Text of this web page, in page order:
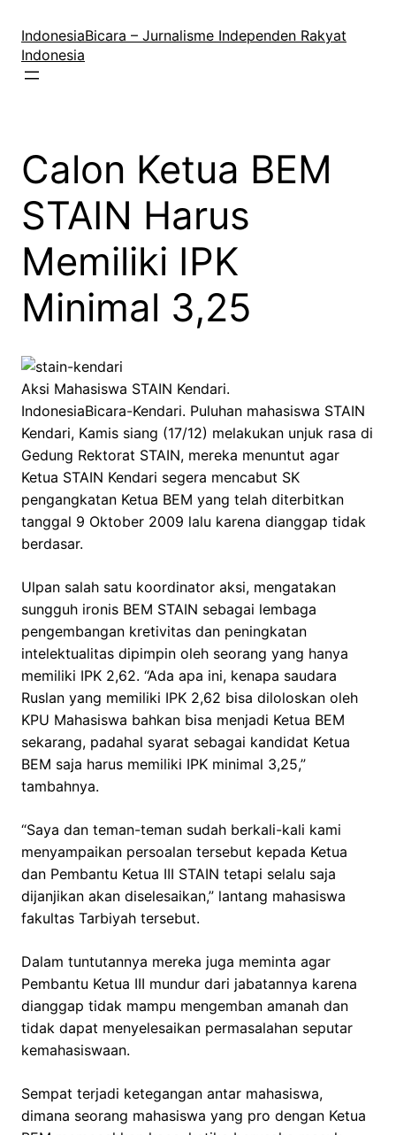
konten
IndonesiaBicara – Jurnalisme Independen Rakyat
Indonesia
Calon Ketua BEM
STAIN Harus
Memiliki IPK
Minimal 3,25
Aksi Mahasiswa STAIN Kendari.
IndonesiaBicara-Kendari. Puluhan mahasiswa STAIN
Kendari, Kamis siang (17/12) melakukan unjuk rasa di
Gedung Rektorat STAIN, mereka menuntut agar
Ketua STAIN Kendari segera mencabut SK
pengangkatan Ketua BEM yang telah diterbitkan
tanggal 9 Oktober 2009 lalu karena dianggap tidak
berdasar.
Ulpan salah satu koordinator aksi, mengatakan
sungguh ironis BEM STAIN sebagai lembaga
pengembangan kretivitas dan peningkatan
intelektualitas dipimpin oleh seorang yang hanya
memiliki IPK 2,62. “Ada apa ini, kenapa saudara
Ruslan yang memiliki IPK 2,62 bisa diloloskan oleh
KPU Mahasiswa bahkan bisa menjadi Ketua BEM
sekarang, padahal syarat sebagai kandidat Ketua
BEM saja harus memiliki IPK minimal 3,25,”
tambahnya.
“Saya dan teman-teman sudah berkali-kali kami
menyampaikan persoalan tersebut kepada Ketua
dan Pembantu Ketua III STAIN tetapi selalu saja
dijanjikan akan diselesaikan,” lantang mahasiswa
fakultas Tarbiyah tersebut.
Dalam tuntutannya mereka juga meminta agar
Pembantu Ketua III mundur dari jabatannya karena
dianggap tidak mampu mengemban amanah dan
tidak dapat menyelesaikan permasalahan seputar
kemahasiswaan.
Sempat terjadi ketegangan antar mahasiswa,
dimana seorang mahasiswa yang pro dengan Ketua